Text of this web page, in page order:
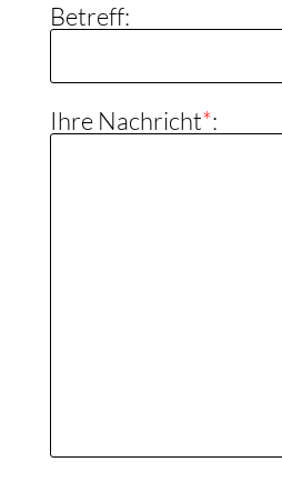
Betreff:
Ihre Nachricht*: